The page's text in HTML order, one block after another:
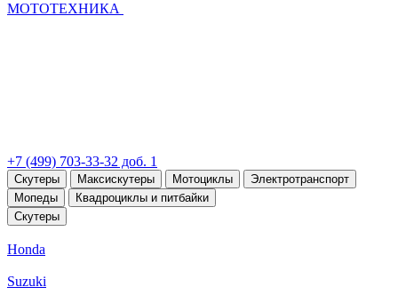
МОТОТЕХНИКА
+7 (499) 703-33-32 доб. 1
Скутеры Максискутеры Мотоциклы
Электротранспорт
Мопеды
Квадроциклы и питбайки
Скутеры
Honda
Suzuki